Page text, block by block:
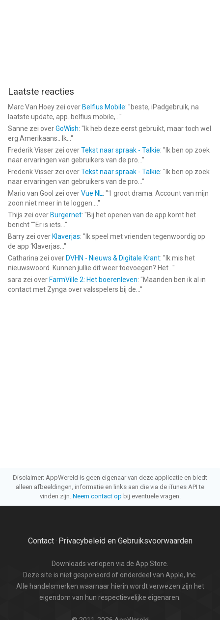
Laatste reacties
Marc Van Hoey zei over Belfius Mobile: "beste, iPadgebruik, na
laatste update, app. belfius mobile,... "
Sanne zei overGoWish: " Ik heb deze eerst gebruikt, maar toch wel
erg Amerikaans.. Ik... "
Frederik Visser zei overTekst naar spraak - Talkie: " Ik ben op zoek
naar ervaringen van gebruikers van de pro... "
Frederik Visser zei overTekst naar spraak - Talkie: " Ik ben op zoek
naar ervaringen van gebruikers van de pro... "
Mario van Gool zei overVue NL: "1 groot drama. Account van mijn
zoon niet meer in te loggen.... "
Thijs zei over Burgernet: "Bij het openen van de app komt het
bericht ""Er is iets... "
Barry zei over Klaverjas: " Ik speel met vrienden tegenwoordig op
de app ‘Klaverjas... "
Catharina zei over DVHN - Nieuws & Digitale Krant: " Ik mis het
nieuwswoord. Kunnen jullie dit weer toevoegen? Het... "
sara zei over FarmVille 2: Het boerenleven: "Maanden ben ik al in
contact met Zynga over valsspelers bij de... "
Disclaimer: AppWereld is geen eigenaar van deze applicatie en biedt
alleen afbeeldingen, informatie en links aan die via de iTunes API te
vinden zijn. Neem contact op bij eventuele vragen.
Contact· Privacybeleid en Gebruiksvoorwaarden
Downloads verlopen via de App Store.
Deze site is niet gesponsord of onderdeel van Apple, Inc.
Alle handelsmerken waarnaar hierin wordt verwezen zijn het
eigendom van hun respectievelijke eigenaren.